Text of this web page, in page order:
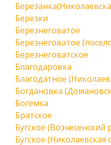
Березки
Березнеговатое
Березнеговатое
Березнеговатское
Благодаровка
Благодатное
Богдановка
Богемка
Братское
Бугское (Вознесенский
Бугское (Николаевская